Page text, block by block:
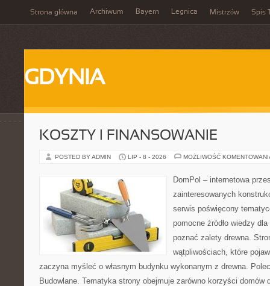
Strona główna Archiwum Bayern Legnica Mistrzów Spis
GDYNIA
KOSZTY I FINANSOWANIE
POSTED BY ADMIN LIP - 8 - 2026 MOŻLIWOŚĆ
DomPol – internetowa
zainteresowanych
serwis poświęcony
pomocne źródło wiedzy
poznać zalety drewna.
wątpliwościach, które
zaczyna myśleć o własnym budynku wykonanym z drewna.
Budowlane. Tematyka strony obejmuje zarówno korzyści domów